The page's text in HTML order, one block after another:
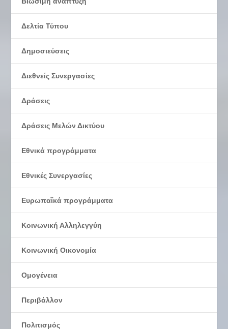
Δελτία Τύπου
Δημοσιεύσεις
Διεθνείς Συνεργασίες
Δράσεις
Δράσεις Μελών Δικτύου
Εθνικά προγράμματα
Εθνικές Συνεργασίες
Ευρωπαΐκά προγράμματα
Κοινωνική Αλληλεγγύη
Κοινωνική Οικονομία
Ομογένεια
Περιβάλλον
Πολιτισμός